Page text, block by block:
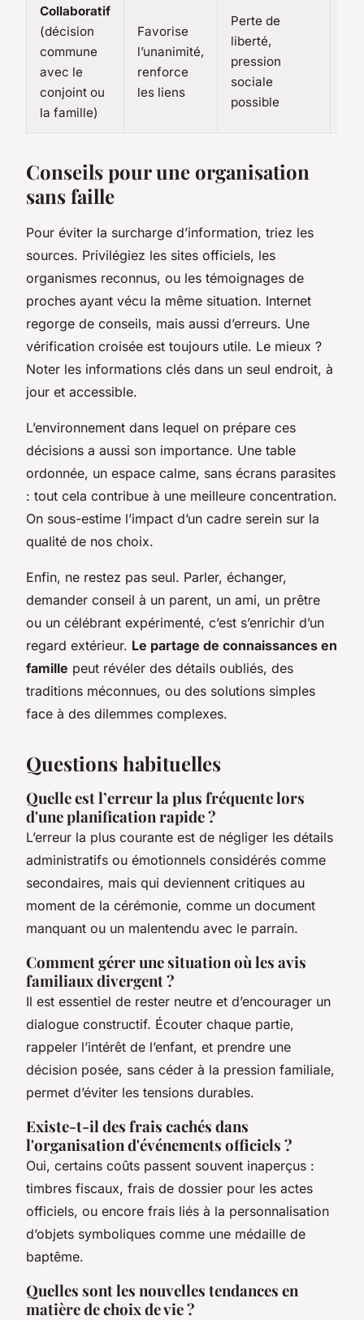
Collaboratif
(décision
commune
avec le
conjoint ou
la famille)
Favorise
l’unanimité,
renforce
les liens
Perte de
liberté,
pression
sociale
possible
Conseils pour une organisation
sans faille
Pour éviter la surcharge d’information, triez les
sources. Privilégiez les sites officiels, les
organismes reconnus, ou les témoignages de
proches ayant vécu la même situation. Internet
regorge de conseils, mais aussi d’erreurs. Une
vérification croisée est toujours utile. Le mieux ?
Noter les informations clés dans un seul endroit, à
jour et accessible.
L’environnement dans lequel on prépare ces
décisions a aussi son importance. Une table
ordonnée, un espace calme, sans écrans parasites
: tout cela contribue à une meilleure concentration.
On sous-estime l’impact d’un cadre serein sur la
qualité de nos choix.
Enfin, ne restez pas seul. Parler, échanger,
demander conseil à un parent, un ami, un prêtre
ou un célébrant expérimenté, c’est s’enrichir d’un
regard extérieur. Le partage de connaissances en
famille peut révéler des détails oubliés, des
traditions méconnues, ou des solutions simples
face à des dilemmes complexes.
Questions habituelles
Quelle est l’erreur la plus fréquente lors
d'une planification rapide ?
L’erreur la plus courante est de négliger les détails
administratifs ou émotionnels considérés comme
secondaires, mais qui deviennent critiques au
moment de la cérémonie, comme un document
manquant ou un malentendu avec le parrain.
Comment gérer une situation où les avis
familiaux divergent ?
Il est essentiel de rester neutre et d’encourager un
dialogue constructif. Écouter chaque partie,
rappeler l’intérêt de l’enfant, et prendre une
décision posée, sans céder à la pression familiale,
permet d’éviter les tensions durables.
Existe-t-il des frais cachés dans
l'organisation d'événements officiels ?
Oui, certains coûts passent souvent inaperçus :
timbres fiscaux, frais de dossier pour les actes
officiels, ou encore frais liés à la personnalisation
d’objets symboliques comme une médaille de
baptême.
Quelles sont les nouvelles tendances en
matière de choix de vie ?